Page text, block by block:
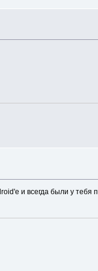
и всегда были у тебя